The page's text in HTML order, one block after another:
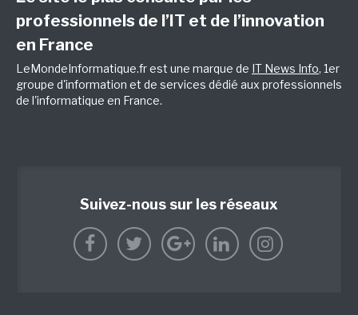
professionnels de l’IT et de l’innovation
en France
LeMondeInformatique.fr est une marque de IT News Info, 1er
groupe d'information et de services dédié aux professionnels
de l'informatique en France.
Suivez-nous sur les réseaux